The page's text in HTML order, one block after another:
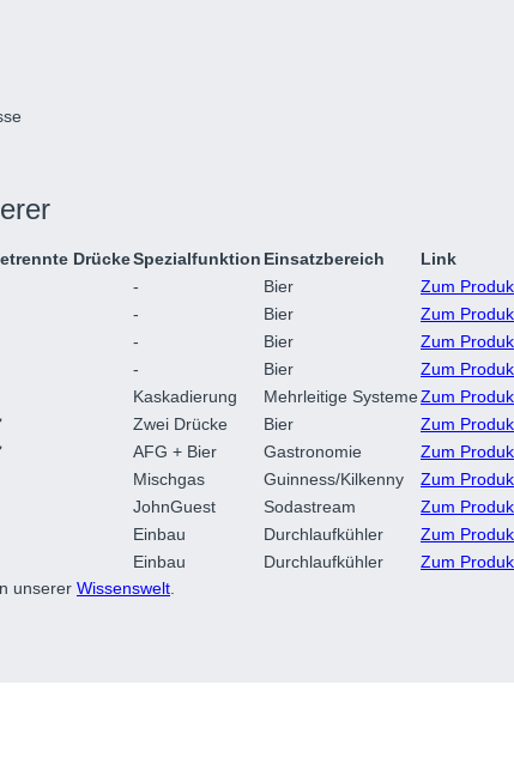
DrückeSpezialfunktion Einsatzbereich
Link
- Bier
Zum
- Bier
Zum
- Bier
Zum
- Bier
Zum
Kaskadierung Mehrleitige SystemeZum
Zwei Drücke Bier
Zum
AFG + Bier Gastronomie
Zum
Mischgas Guinness/Kilkenny
Zum
JohnGuest Sodastream
Zum
Einbau Durchlaufkühler
Zum
Einbau Durchlaufkühler
Zum
unserer Wissenswelt.